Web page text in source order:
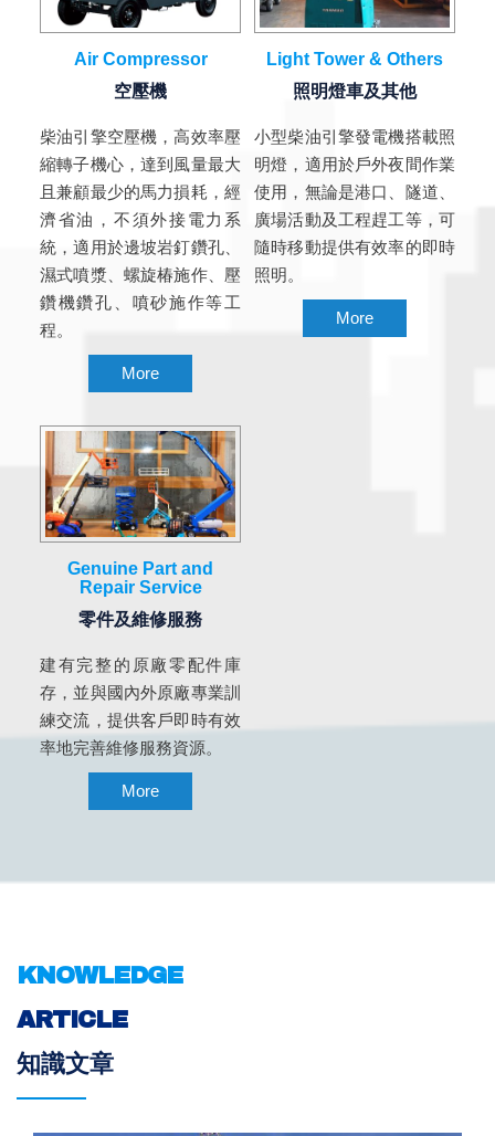
Air Compressor
空壓機
柴油引擎空壓機，高效率壓
縮轉子機心，達到風量最大
且兼顧最少的馬力損耗，經
濟省油，不須外接電力系
統，適用於邊坡岩釘鑽孔、
濕式噴漿、螺旋椿施作、壓
鑽機鑽孔、噴砂施作等工
程。
More
Light Tower & Others
照明燈車及其他
小型柴油引擎發電機搭載照
明燈，適用於戶外夜間作業
使用，無論是港口、隧道、
廣場活動及工程趕工等，可
隨時移動提供有效率的即時
照明。
More
Genuine Part and
Repair Service
零件及維修服務
建有完整的原廠零配件庫
存，並與國內外原廠專業訓
練交流，提供客戶即時有效
率地完善維修服務資源。
More
KNOWLEDGE
ARTICLE
知識文章